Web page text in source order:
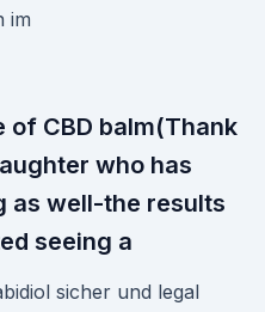
im
of CBD balm(Thank
who has
as well-the results
seeing a
sicher und legal